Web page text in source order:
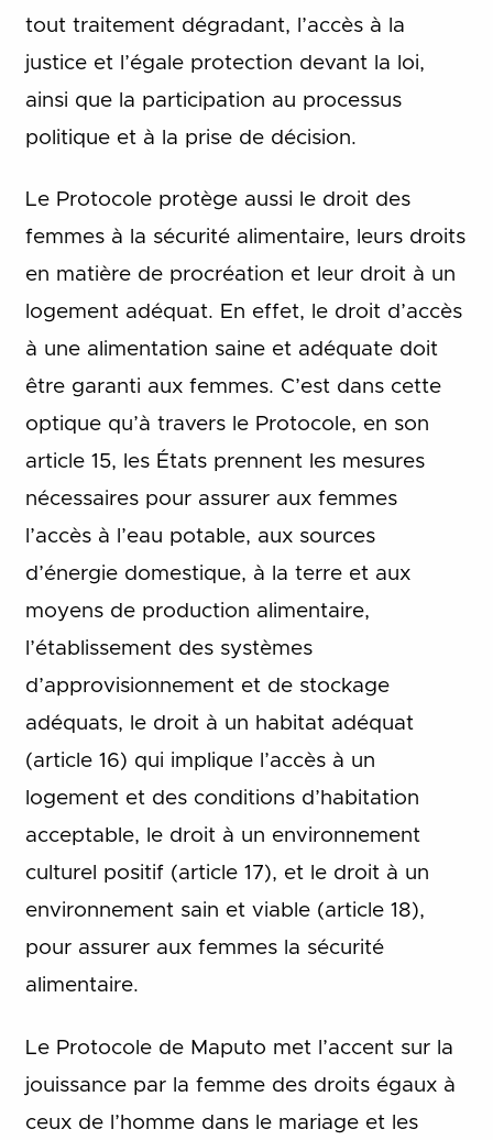
tout traitement dégradant, l’accès à la
justice et l’égale protection devant la loi,
ainsi que la participation au processus
politique et à la prise de décision.
Le Protocole protège aussi le droit des
femmes à la sécurité alimentaire, leurs droits
en matière de procréation et leur droit à un
logement adéquat. En effet, le droit d’accès
à une alimentation saine et adéquate doit
être garanti aux femmes. C’est dans cette
optique qu’à travers le Protocole, en son
article 15, les États prennent les mesures
nécessaires pour assurer aux femmes
l’accès à l’eau potable, aux sources
d’énergie domestique, à la terre et aux
moyens de production alimentaire,
l’établissement des systèmes
d’approvisionnement et de stockage
adéquats, le droit à un habitat adéquat
(article 16) qui implique l’accès à un
logement et des conditions d’habitation
acceptable, le droit à un environnement
culturel positif (article 17), et le droit à un
environnement sain et viable (article 18),
pour assurer aux femmes la sécurité
alimentaire.
Le Protocole de Maputo met l’accent sur la
jouissance par la femme des droits égaux à
ceux de l’homme dans le mariage et les